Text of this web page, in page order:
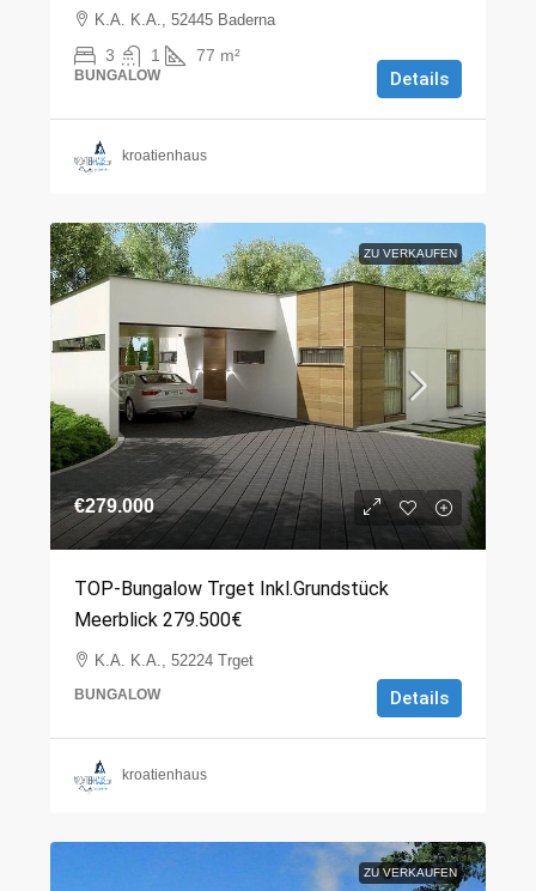
K.A. K.A., 52445 Baderna
3 1 77 m²
BUNGALOW Details
kroatienhaus
ZU VERKAUFEN
€279.000
TOP-Bungalow Trget Inkl.Grundstück
Meerblick 279.500€
K.A. K.A., 52224 Trget
BUNGALOW Details
kroatienhaus
ZU VERKAUFEN